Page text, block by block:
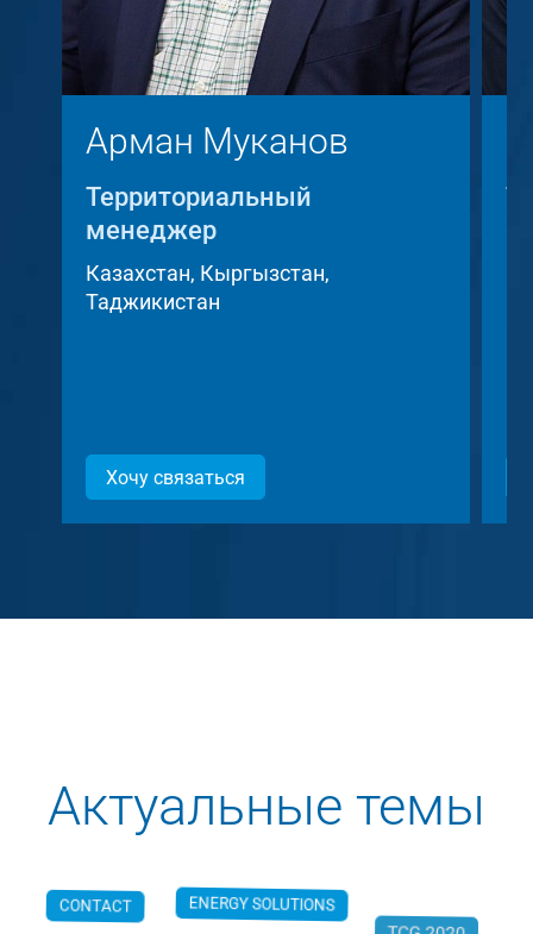
Арман Муканов
Территориальный
менеджер
Казахстан, Кыргызстан,
Таджикистан
Хочу связаться
Актуальные темы
CONTACT ENERGY SOLUTIONS